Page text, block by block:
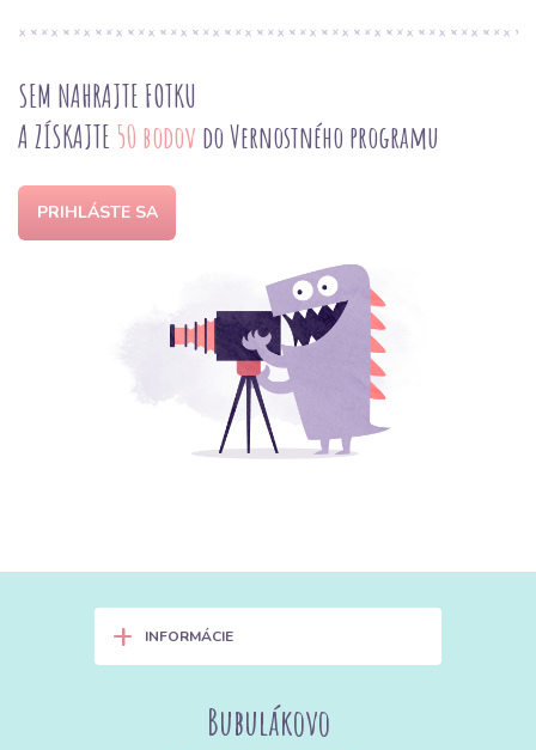
SEM NAHRAJTE FOTKU
A ZÍSKAJTE 50 bodov do Vernostného programu
PRIHLÁSTE SA
+ INFORMÁCIE
Bubulákovo